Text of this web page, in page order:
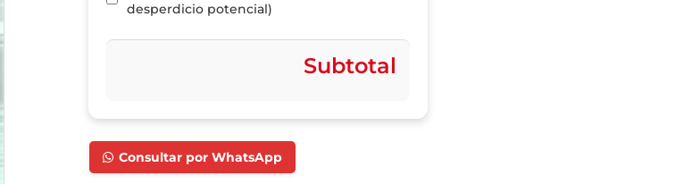
desperdicio potencial)
Subtotal
Consultar por WhatsApp